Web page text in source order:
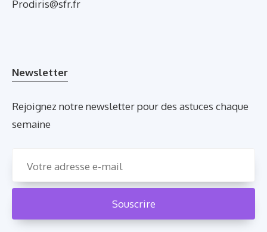
Prodiris@sfr.fr
Newsletter
Rejoignez notre newsletter pour des astuces chaque
semaine